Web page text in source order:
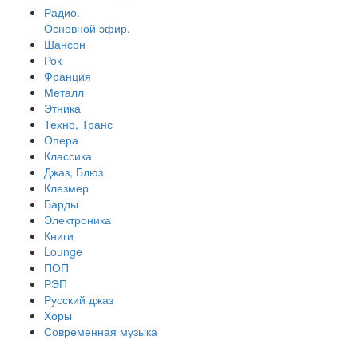
Радио.
Основной эфир.
Шансон
Рок
Франция
Металл
Этника
Техно, Транс
Опера
Классика
Джаз, Блюз
Клезмер
Барды
Электроника
Книги
Lounge
ПОП
РЭП
Русский джаз
Хоры
Современная музыка